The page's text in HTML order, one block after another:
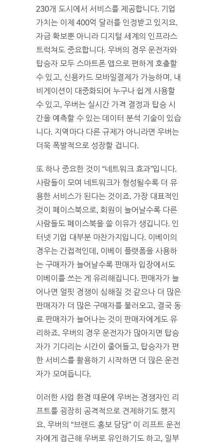
230개 도시에서 서비스를 제공합니다. 기업
가치는 이제 400억 달러를 인정받고 있지요.
자금 확보뿐 아니라 디지털 세계의 인프라스
트럭쳐도 중요합니다. 우버의 경우 운전자와
탑승자 모두 스마트폰 앱으로 편하게 호출할
수 있고, 신용카드 모바일결제가 가능하며, 내
비게이션이 대중화되어 누구나 쉽게 사용할
수 있고, 우버는 실시간 가격 결정과 탑승 시
간을 예측할 수 있는 데이터 분석 기술이 있습
니다. 지역마다 다른 규제가 아니라면 우버는
더욱 폭발적으로 성장할 겁니다.
또 하나 중요한 것이 “네트워크 효과”입니다.
사람들이 모여 네트워크가 형성될수록 더 유
용한 서비스가 된다는 것이죠. 가장 대표적인
것이 페이스북으로, 회원이 늘어날수록 다른
사람들도 페이스북을 쓸 이유가 생깁니다. 인
터넷 기업 대부분 마찬가지입니다. 이베이의
경우는 간접적인데, 이베이 플랫폼을 사용하
는 구매자가 늘어날수록 판매자 입장에서도
이베이를 쓰는 게 유리해집니다. 판매자가 늘
어나면 얼핏 경쟁이 심해질 것 같으나 더 많은
판매자가 더 많은 구매자를 불러오고, 결국 동
료 판매자가 늘어나는 것이 판매자에게도 유
리하죠. 우버의 경우 운전자가 많아지면 탑승
자가 기다리는 시간이 줄어들고, 탑승자가 편
한 서비스를 활용하기 시작하면 더 많은 운전
자가 모여듭니다.
이러한 사업 환경 때문에 우버는 경쟁자인 리
프트를 굉장히 공격적으로 견제하기도 했지
요. 우버의 “브랜드 홍보 담당” 이 리프트 운전
자에게 접근해 우버로 유인하기도 하고, 일부